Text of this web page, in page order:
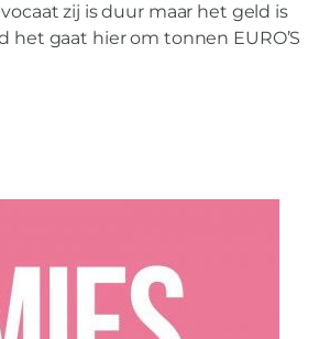
zij is duur maar het geld is
het gaat hier om tonnen EURO’S